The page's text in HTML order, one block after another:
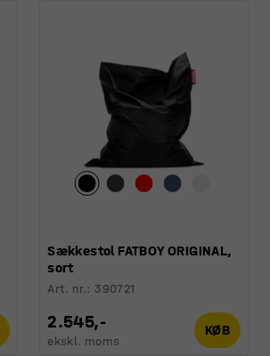
Sækkestol FATBOY ORIGINAL,
sort
Art. nr.: 390721
2.545,-
ekskl. moms
KØB